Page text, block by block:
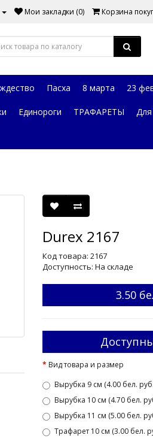
Мои закладки (0) Корзина
Пасха 8 марта 23
Единороги ТРАФАРЕТЫ
Durex 2167
Код товара: 2167
Доступность: На складе
3.50
Вид товара и размер
Вырубка 9 см (4.00 бел.
Вырубка 10 см (4.70 бел.
Вырубка 11 см (5.00 бел.
Трафарет 10 см (3.00 бел.